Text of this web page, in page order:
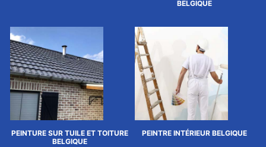
BELGIQUE
PEINTURE SUR TUILE ET TOITURE
BELGIQUE
PEINTRE INTÉRIEUR BELGIQUE